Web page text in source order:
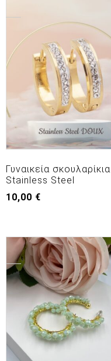
Γυναικεία σκουλαρίκια
Stainless Steel
10,00 €